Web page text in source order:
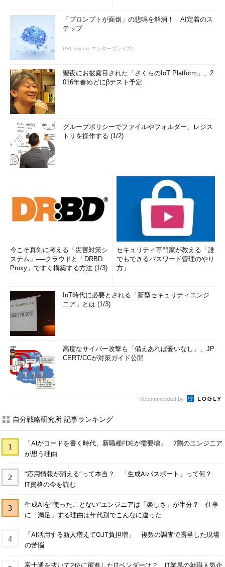
「プロンプトが面倒」の悲鳴を解消！ AI定着のス
テップ
PR(ITmedia エンタープライズ)
聖夜にお披露目された「さくらのIoT Platform」、2
016年春めどにβテスト予定
グループポリシーでファイルやフォルダー、レジス
トリを操作する (1/2)
今こそ真剣に考える「災害対策シ
ステム」──クラウドと「DRBD
Proxy」ですぐ構築する方法 (1/3)
セキュリティ専門家が教える「誰
でもできるパスワード管理のやり
方」
IoT時代に必要とされる「新型セキュリティエンジ
ニア」とは (1/3)
高度なサイバー攻撃も「備えあれば憂いなし」、JP
CERT/CCが対策ガイド公開
Recommended by
自分戦略研究所 記事ランキング
「AIがコードを書く時代、新職種FDEが需要増」 7割のエンジニア
が思う理由
“応用情報が消える”って本当？ 「生成AIパスポート」って何？
IT資格の今を読む
生成AIを“使ったことない”エンジニアは「楽しさ」が半分？ 仕事
に「満足」する理由は年代別でこんなに違った
「AI活用する新人増えてOJT負担増」 複数の調査で露呈した現場
の苦悩
富士通を抜いて2位に躍進したITベンダーは？ IT業界の就職人気企